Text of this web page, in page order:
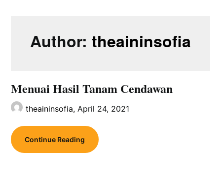
Author: theaininsofia
Menuai Hasil Tanam Cendawan
theaininsofia,April 24, 2021
Continue Reading